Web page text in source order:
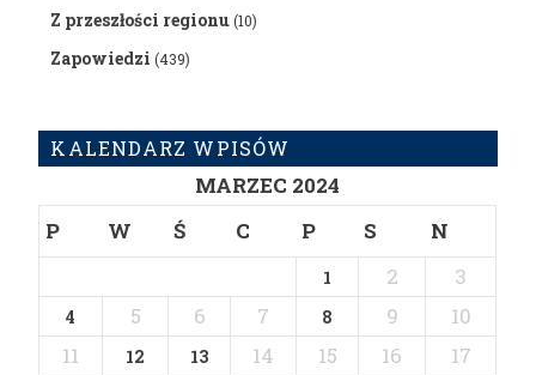
Z przeszłości regionu(10)
Zapowiedzi (439)
KALENDARZ WPISÓW
MARZEC 2024
P
W Ś C P S N
1 2 3
4 5 6 7 8 9
10
11
12 13 14 15 16
17